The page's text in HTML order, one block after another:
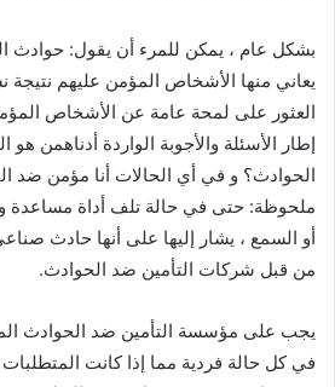
بشكل عام ، يمكن للمرء أن يقول: حوادث
يعاني منها الأشخاص المؤمن عليهم
العثور على لمحة عامة عن الأشخاص
إطار الأسئلة والأجوبة الواردة أدناهمن
الحوادث؟ و في أي الحالات أنا مؤمن ضد
ملحوظة: حتى في حالة تلف أداة مساعدة
أو السمع ، يشار إليها على أنها حادث
من قبل شركات التأمين ضد الحوادث.
يجب على مؤسسة التأمين ضد الحوادث
في كل حالة فردية مما إذا كانت